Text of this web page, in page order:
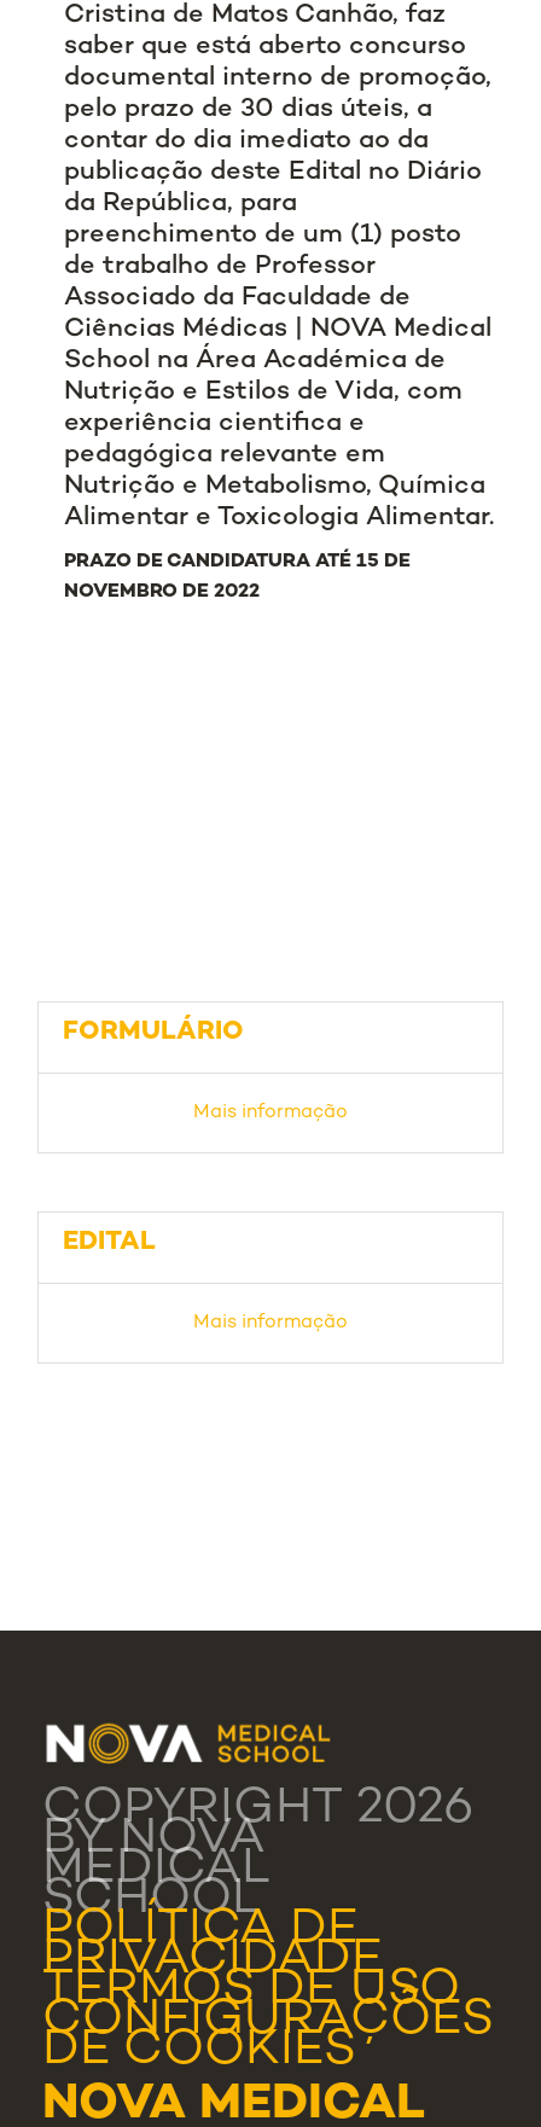
Cristina de Matos Canhão, faz
saber que está aberto concurso
documental interno de promoção,
pelo prazo de 30 dias úteis, a
contar do dia imediato ao da
publicação deste Edital no Diário
da República, para
preenchimento de um (1) posto
de trabalho de Professor
Associado da Faculdade de
Ciências Médicas | NOVA Medical
School na Área Académica de
Nutrição e Estilos de Vida, com
experiência cientifica e
pedagógica relevante em
Nutrição e Metabolismo, Química
Alimentar e Toxicologia Alimentar.
PRAZO DE CANDIDATURA ATÉ 15 DE
NOVEMBRO DE 2022
FORMULÁRIO
Mais informação
EDITAL
Mais informação
COPYRIGHT 2026
BY NOVA
MEDICAL
SCHOOL
POLÍTICA DE
PRIVACIDADE
TERMOS DE USO
CONFIGURAÇÕES
DE COOKIES
NOVA MEDICAL